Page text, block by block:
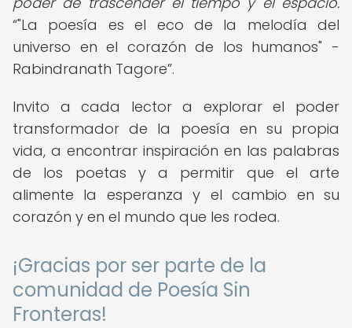
"La poesía es el eco de la melodía del
universo en el corazón de los humanos" -
Rabindranath Tagore .
Invito a cada lector a explorar el poder
transformador de la poesía en su propia
vida, a encontrar inspiración en las palabras
de los poetas y a permitir que el arte
alimente la esperanza y el cambio en su
corazón y en el mundo que les rodea.
¡Gracias por ser parte de la
comunidad de Poesía Sin
Fronteras!